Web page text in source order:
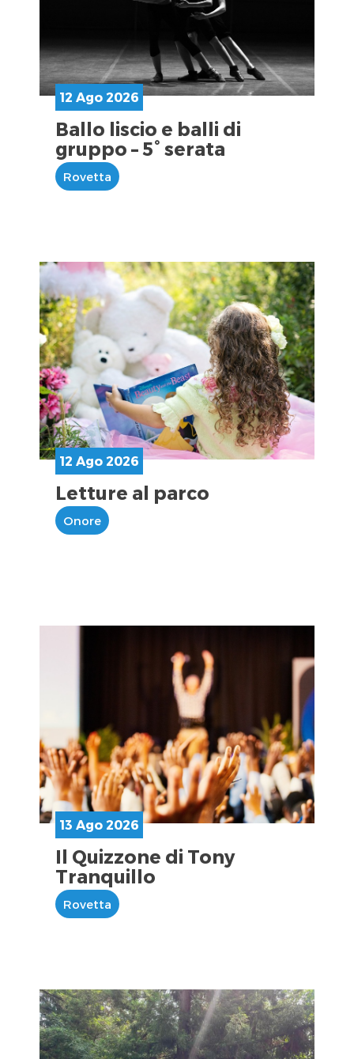
12 Ago 2026
Ballo liscio e balli di
gruppo – 5° serata
Rovetta
12 Ago 2026
Letture al parco
Onore
13 Ago 2026
Il Quizzone di Tony
Tranquillo
Rovetta